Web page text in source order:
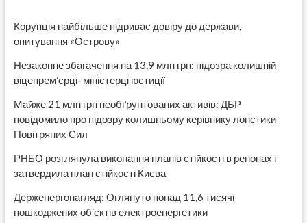
Корупція найбільше підриває довіру до держави,-
опитування «Острову»
Незаконне збагачення на 13,9 млн грн: підозра колишній
віцепрем’єрці- міністерці юстиції
Майже 21 млн грн необґрунтованих активів: ДБР
повідомило про підозру колишньому керівнику логістики
Повітряних Сил
РНБО розглянула виконання планів стійкості в регіонах і
затвердила план стійкості Києва
Держенергонагляд: Оглянуто понад 11,6 тисячі
пошкоджених об’єктів електроенергетики